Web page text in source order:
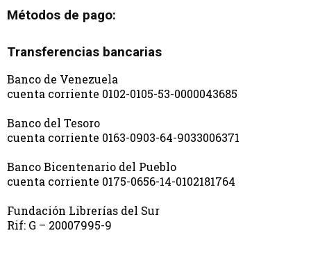
Métodos de pago:
Transferencias bancarias
Banco de Venezuela
cuenta corriente 0102-0105-53-0000043685
Banco del Tesoro
cuenta corriente 0163-0903-64-9033006371
Banco Bicentenario del Pueblo
cuenta corriente 0175-0656-14-0102181764
Fundación Librerías del Sur
Rif: G – 20007995-9